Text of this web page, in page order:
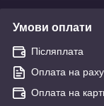
Умови оплати
Післяплата
Оплата на
Оплата на